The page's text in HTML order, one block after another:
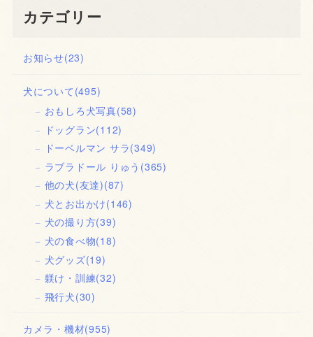
カテゴリー
お知らせ(23)
犬について (495)
おもしろ犬写真(58)
ドッグラン(112)
ドーベルマン サラ(349)
ラブラドール りゅう (365)
他の犬(友達)(87)
犬とお出かけ(146)
犬の撮り方(39)
犬の食べ物(18)
犬グッズ(19)
躾け・訓練(32)
飛行犬(30)
カメラ・機材(955)